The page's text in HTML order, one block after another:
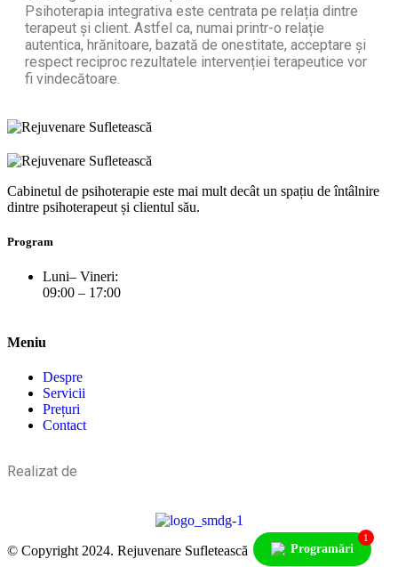
Psihoterapia integrativa este centrata pe relația dintre
terapeut și client. Astfel ca, numai printr-o relație
autentica, hrănitoare, bazată de onestitate, acceptare și
respect reciproc rezultatele intervenției terapeutice vor
fi vindecătoare.
Cabinetul de psihoterapie este mai mult decât un spațiu de întâlnire
dintre psihoterapeut și clientul său.
Program
Luni– Vineri:
09:00 – 17:00
Meniu
Despre
Servicii
Prețuri
Contact
Realizat de
© Copyright 2024. Rejuvenare Sufletească Programări
1